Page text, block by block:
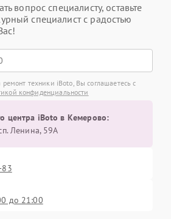
вопрос специалисту, оставьте
специалист с радостью
ремонт техники iBoto, Вы соглашаетесь с
конфиденциальности
центра iBoto в Кемерово:
Ленина, 59А
83
до 21:00